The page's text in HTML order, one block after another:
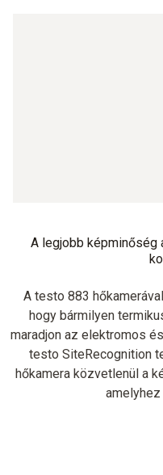
A legjobb képminőség
A testo 883
hogy bármilyen
maradjon az elektromos
testo SiteRecognition
hőkamera közvetlenül a